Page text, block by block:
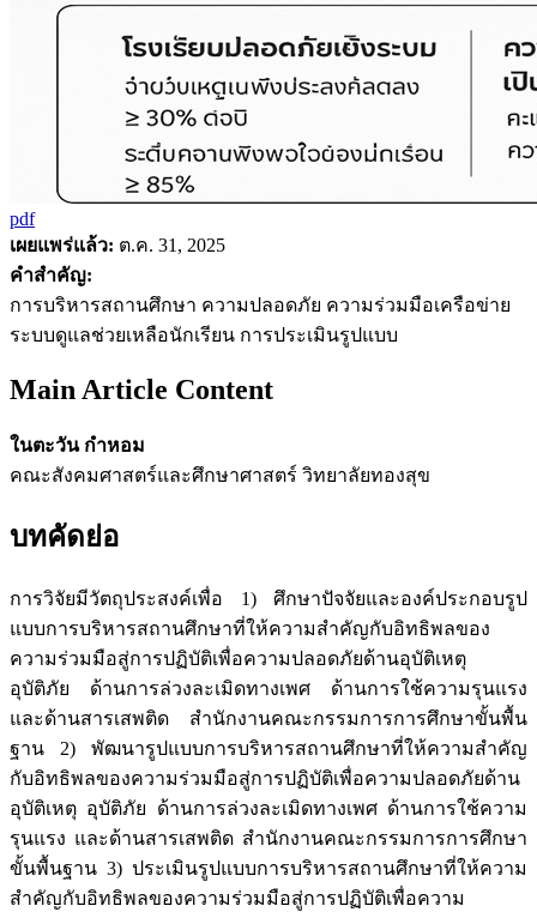
pdf
เผยแพร่แล้ว: ต.ค. 31, 2025
คำสำคัญ:
การบริหารสถานศึกษา ความปลอดภัย ความร่วมมือเครือข่าย
ระบบดูแลช่วยเหลือนักเรียน การประเมินรูปแบบ
Main Article Content
ในตะวัน กำหอม
คณะสังคมศาสตร์และศึกษาศาสตร์ วิทยาลัยทองสุข
บทคัดย่อ
การวิจัยมีวัตถุประสงค์เพื่อ 1) ศึกษาปัจจัยและองค์ประกอบรูป
แบบการบริหารสถานศึกษาที่ให้ความสำคัญกับอิทธิพลของ
ความร่วมมือสู่การปฏิบัติเพื่อความปลอดภัยด้านอุบัติเหตุ
อุบัติภัย ด้านการล่วงละเมิดทางเพศ ด้านการใช้ความรุนแรง
และด้านสารเสพติด สำนักงานคณะกรรมการการศึกษาขั้นพื้น
ฐาน 2) พัฒนารูปแบบการบริหารสถานศึกษาที่ให้ความสำคัญ
กับอิทธิพลของความร่วมมือสู่การปฏิบัติเพื่อความปลอดภัยด้าน
อุบัติเหตุ อุบัติภัย ด้านการล่วงละเมิดทางเพศ ด้านการใช้ความ
รุนแรง และด้านสารเสพติด สำนักงานคณะกรรมการการศึกษา
ขั้นพื้นฐาน 3) ประเมินรูปแบบการบริหารสถานศึกษาที่ให้ความ
สำคัญกับอิทธิพลของความร่วมมือสู่การปฏิบัติเพื่อความ